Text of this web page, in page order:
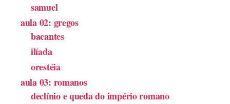
samuel
aula 02: gregos
bacantes
ilíada
orestéia
aula 03: romanos
declínio e queda do império romano